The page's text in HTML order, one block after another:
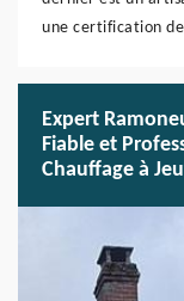
une certification
Expert
Fiable et
Chauffage à